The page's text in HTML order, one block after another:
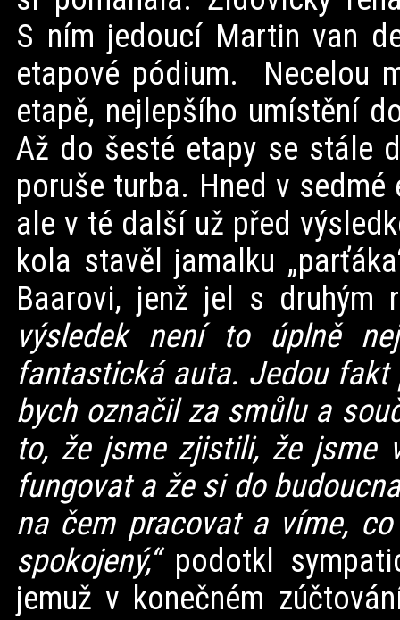
S ním jedoucí Martin van
etapové pódium. Necelou
etapě, nejlepšího umístění
Až do šesté etapy se stále
poruše turba. Hned v
ale v té další už před
kola stavěl jamalku
Baarovi, jenž jel s druhým
výsledek není to úplně
fantastická auta. Jedou fakt
bych označil za smůlu a
to, že jsme zjistili, že jsme
fungovat a že si do
na čem pracovat a víme,
spokojený,“podotkl
jemuž v konečném